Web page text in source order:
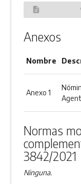
description
Anexos
Nombre
Anexo 1
Normas
3842/2021
Ninguna.